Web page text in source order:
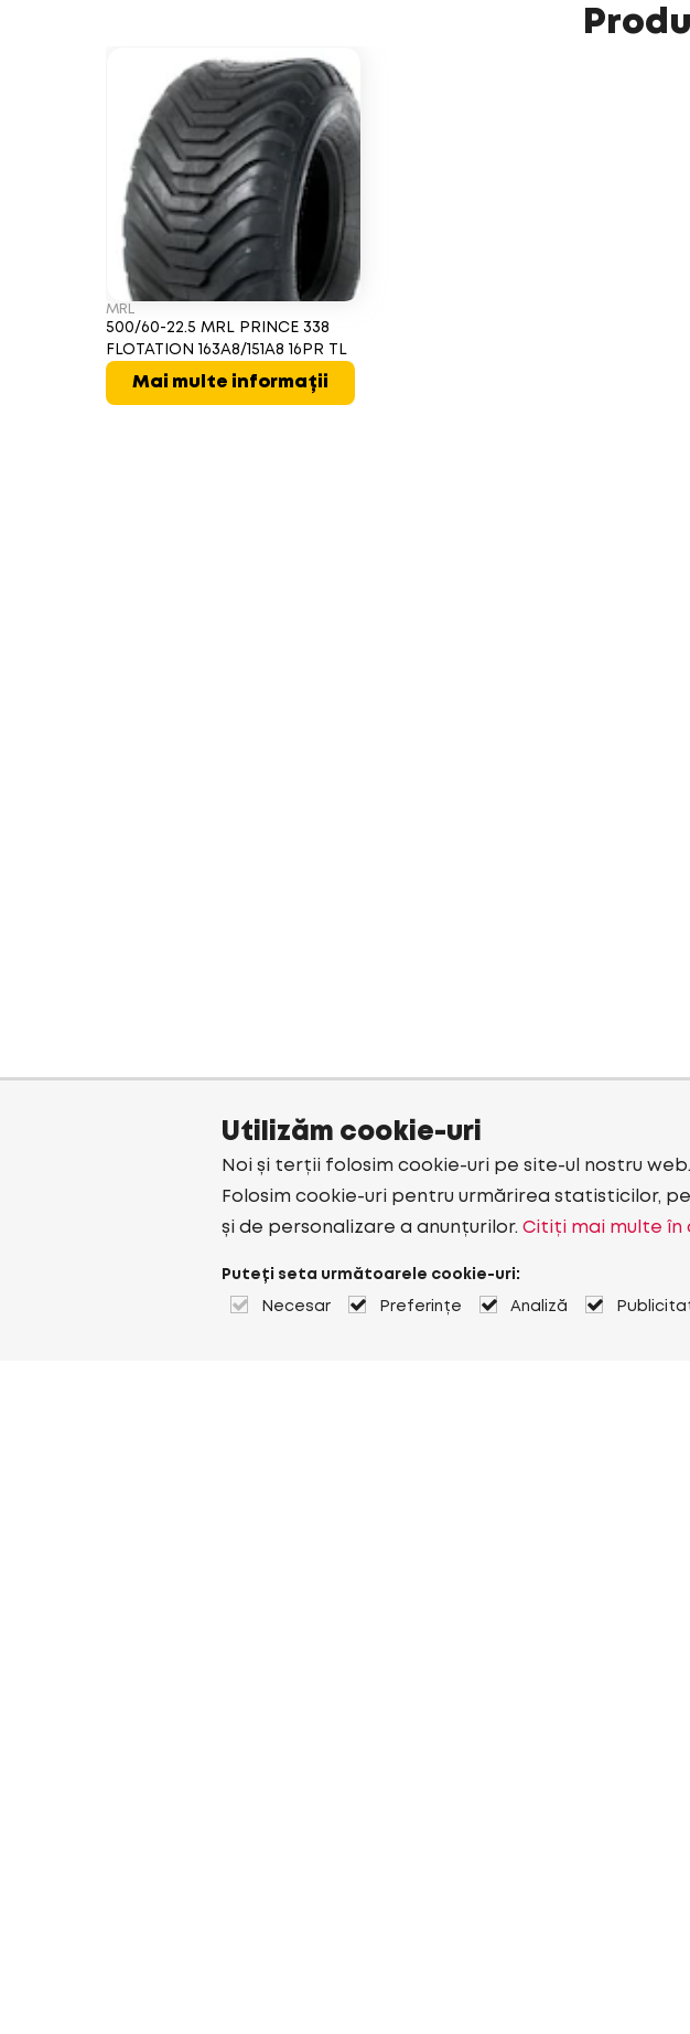
MRL
500/60-22.5 MRL PRINCE 338
FLOTATION 163A8/151A8 16PR TL
Mai multe informații
Utilizăm cookie-uri
Noi și terții folosim cookie-uri pe site-ul nostru web.
Folosim cookie-uri pentru urmărirea statisticilor,
și de personalizare a anunțurilor. Citiți mai multe
Puteți seta următoarele cookie-uri:
Necesar Preferințe Analiză